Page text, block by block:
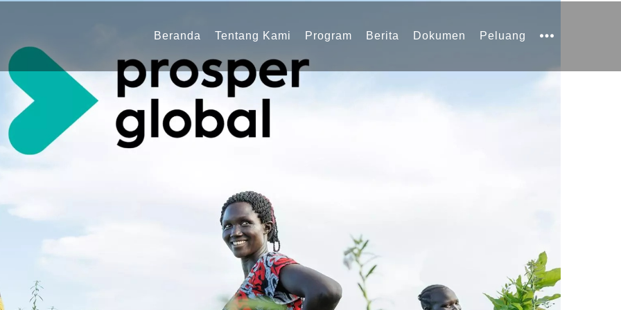
Beranda Tentang Kami Program Berita Dokumen Peluang